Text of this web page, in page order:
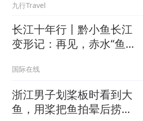
九行Travel
长江十年行丨黔小鱼长江
变形记：再见，赤水“鱼见
国际在线
浙江男子划桨板时看到大
鱼，用桨把鱼拍晕后捞